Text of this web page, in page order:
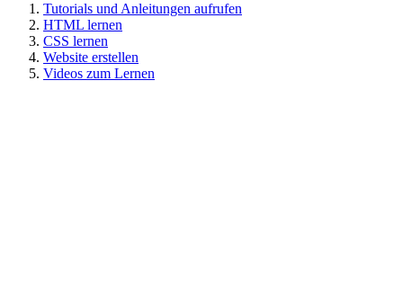
Tutorials und Anleitungen aufrufen
HTML lernen
CSS lernen
Website erstellen
Videos zum Lernen